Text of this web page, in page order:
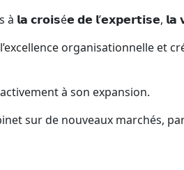
𝗹𝗮 𝗰𝗿𝗼𝗶𝘀é𝗲 𝗱𝗲 𝗹’𝗲𝘅𝗽𝗲𝗿𝘁𝗶𝘀𝗲,
organisationnelle et
à son expansion.
sur de nouveaux marchés,